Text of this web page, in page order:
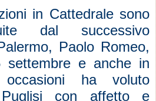
in Cattedrale sono
dal successivo
Paolo Romeo,
e anche in
ha voluto
con affetto e